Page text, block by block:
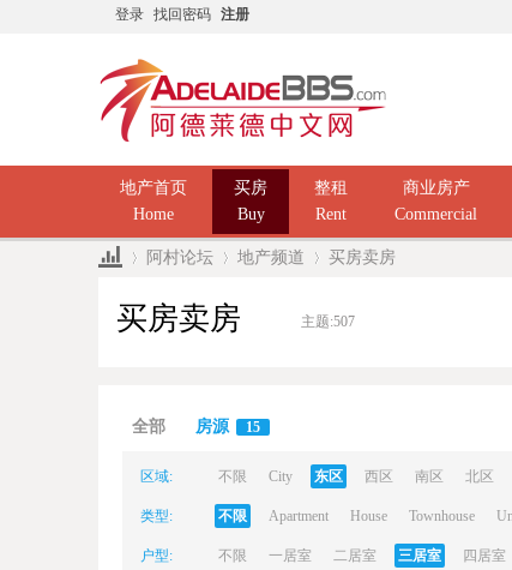
登录 找回密码 注册
地产首页
Home
买房
Buy
整租
Rent
商业房产
Commercial
阿村论坛 地产频道 买房卖房
买房卖房 主题:507
全部 房源 15
区域: 不限 City 东区 西区 南区 北区
类型: 不限 Apartment House Townhouse
户型: 不限 一居室 二居室 三居室 四居室